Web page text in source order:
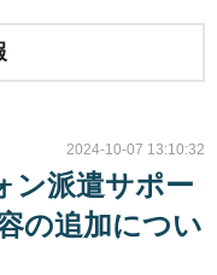
2024-10-07 13:10:32
ン派遣サポー
の追加につい